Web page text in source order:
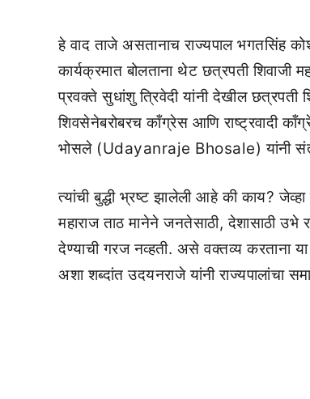
हे वाद ताजे असतानाच राज्यपाल भगतसिंह
कार्यक्रमात बोलताना थेट छत्रपती शिवाजी
प्रवक्ते सुधांशु त्रिवेदी यांनी देखील छत्रपती
शिवसेनेबरोबरच काँग्रेस आणि राष्ट्रवादी
भोसले (Udayanraje Bhosale) यांनी
त्यांची बुद्धी भ्रष्ट झालेली आहे की काय?
महाराज ताठ मानेने जनतेसाठी, देशासाठी
देण्याची गरज नव्हती. असे वक्तव्य करताना
अशा शब्दांत उदयनराजे यांनी राज्यपालांचा